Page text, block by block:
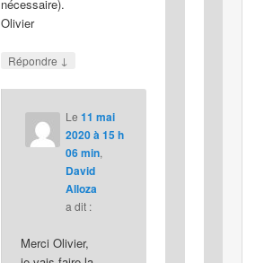
nécessaire).
Olivier
Répondre ↓
Le 11 mai
2020 à 15 h
06 min,
David
Alloza
a dit :
Merci Olivier,